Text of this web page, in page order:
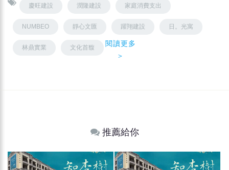
慶旺建設 潤隆建設 家庭消費支出
NUMBEO 靜心文匯 躍翔建設 日。光寓
林鼎實業 文化首馥
閱讀更多
＞
推薦給你